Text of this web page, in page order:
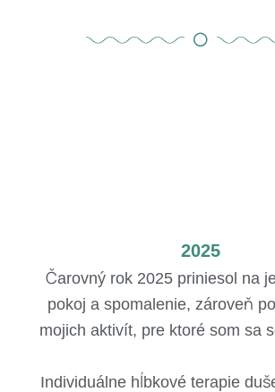
2025
Čarovný rok 2025 priniesol na
pokoj a spomalenie, zároveň
mojich aktivít, pre ktoré som sa
Individuálne hĺbkové terapie